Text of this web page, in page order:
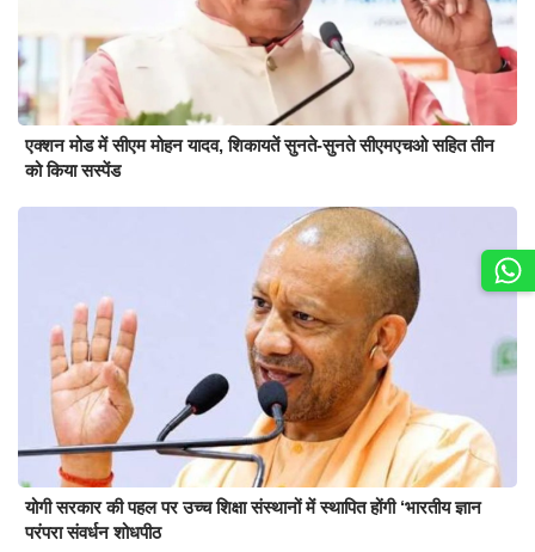
एक्शन मोड में सीएम मोहन यादव, शिकायतें सुनते-सुनते सीएमएचओ सहित तीन
को किया सस्पेंड
योगी सरकार की पहल पर उच्च शिक्षा संस्थानों में स्थापित होंगी ‘भारतीय ज्ञान
परंपरा संवर्धन शोधपीठ